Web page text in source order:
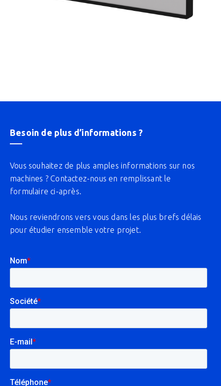
Besoin de plus d’informations ?
Vous souhaitez de plus amples informations sur nos
machines ? Contactez-nous en remplissant le
formulaire ci-après.
Nous reviendrons vers vous dans les plus brefs délais
pour étudier ensemble votre projet.